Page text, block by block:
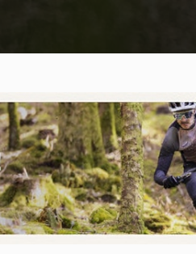
le dépôt et la lecture de
permettent d'enrichir le site de